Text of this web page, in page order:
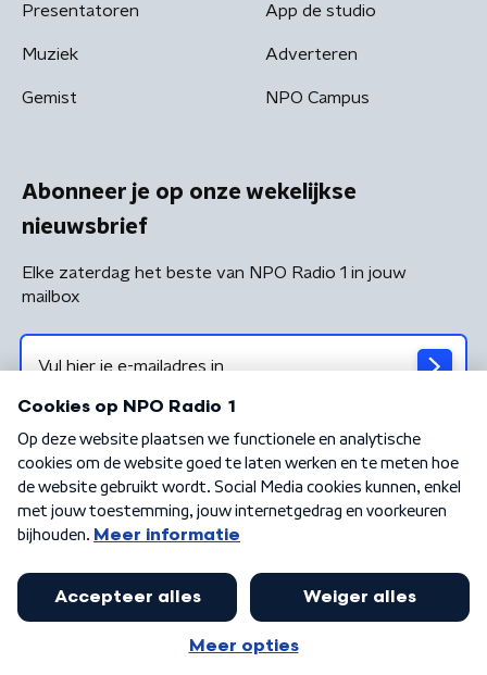
Presentatoren
Muziek
Gemist
App de studio
Adverteren
NPO Campus
Abonneer je op onze wekelijkse
nieuwsbrief
Elke zaterdag het beste van NPO Radio 1 in jouw
mailbox
Algemene voorwaarden